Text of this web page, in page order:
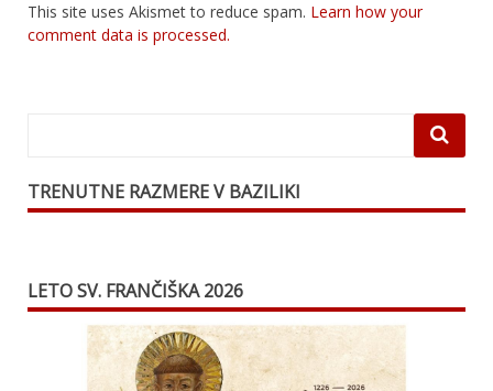
This site uses Akismet to reduce spam. Learn how your
comment data is processed.
TRENUTNE RAZMERE V BAZILIKI
LETO SV. FRANČIŠKA 2026